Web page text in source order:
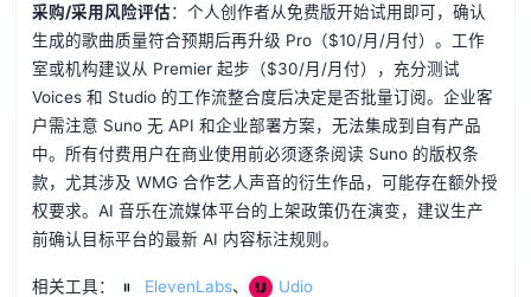
采购/采用风险评估：个人创作者从免费版开始试用即可，确认
生成的歌曲质量符合预期后再升级 Pro（$10/月/月付）。工作
室或机构建议从 Premier 起步（$30/月/月付），充分测试
Voices 和 Studio 的工作流整合度后决定是否批量订阅。企业客
户需注意 Suno 无 API 和企业部署方案，无法集成到自有产品
中。所有付费用户在商业使用前必须逐条阅读 Suno 的版权条
款，尤其涉及 WMG 合作艺人声音的衍生作品，可能存在额外授
权要求。AI 音乐在流媒体平台的上架政策仍在演变，建议生产
前确认目标平台的最新 AI 内容标注规则。
相关工具： ElevenLabs、 Udio